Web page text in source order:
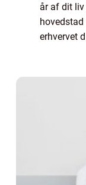
år af dit
erhvervet